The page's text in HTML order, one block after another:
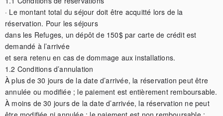
· Le montant total du séjour doit être acquitté lors de la
réservation. Pour les séjours
dans les Refuges, un dépôt de 150$ par carte de crédit est
demandé à l’arrivée
et sera retenu en cas de dommage aux installations.
1.2 Conditions d’annulation
À plus de 30 jours de la date d’arrivée, la réservation peut être
annulée ou modifiée ; le paiement est entièrement remboursable.
À moins de 30 jours de la date d’arrivée, la réservation ne peut